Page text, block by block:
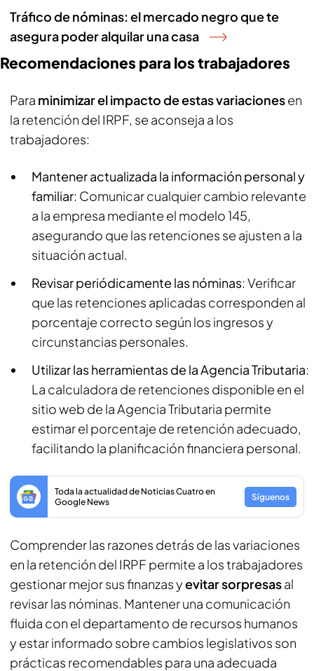
Tráfico de nóminas: el mercado negro que te
asegura poder alquilar una casa
Recomendaciones para los trabajadores
Para minimizar el impacto de estas variacionesen
la retención del IRPF, se aconseja a los
trabajadores:
Mantener actualizada la información personal y
familiar: Comunicar cualquier cambio relevante
a la empresa mediante el modelo 145,
asegurando que las retenciones se ajusten a la
situación actual.
Revisar periódicamente las nóminas: Verificar
que las retenciones aplicadas corresponden al
porcentaje correcto según los ingresos y
circunstancias personales.
Utilizar las herramientas de la Agencia Tributaria:
La calculadora de retenciones disponible en el
sitio web de la Agencia Tributaria permite
estimar el porcentaje de retención adecuado,
facilitando la planificación financiera personal.
Toda la actualidad de Noticias Cuatro en
Google News
Síguenos
Comprender las razones detrás de las variaciones
en la retención del IRPF permite a los trabajadores
gestionar mejor sus finanzas yevitar sorpresasal
revisar las nóminas. Mantener una comunicación
fluida con el departamento de recursos humanos
y estar informado sobre cambios legislativos son
prácticas recomendables para una adecuada